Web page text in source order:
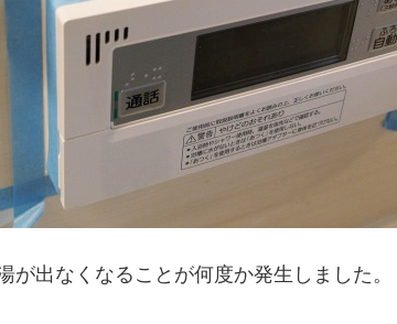
が出なくなることが何度か発生しました。